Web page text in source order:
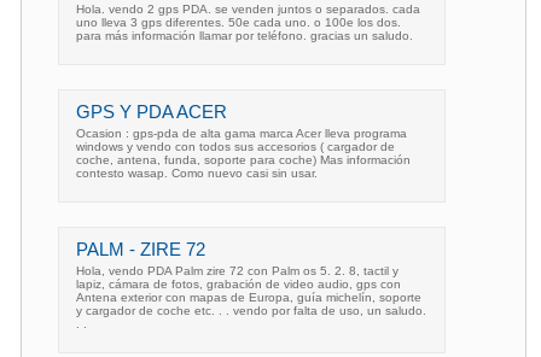
Hola. vendo 2 gps PDA. se venden juntos o separados. cada
uno lleva 3 gps diferentes. 50e cada uno. o 100e los dos.
para más información llamar por teléfono. gracias un saludo.
GPS Y PDA ACER
Ocasion : gps-pda de alta gama marca Acer lleva programa
windows y vendo con todos sus accesorios ( cargador de
coche, antena, funda, soporte para coche) Mas información
contesto wasap. Como nuevo casi sin usar.
PALM - ZIRE 72
Hola, vendo PDA Palm zire 72 con Palm os 5. 2. 8, tactil y
lapiz, cámara de fotos, grabación de video audio, gps con
Antena exterior con mapas de Europa, guía michelín, soporte
y cargador de coche etc. . . vendo por falta de uso, un saludo.